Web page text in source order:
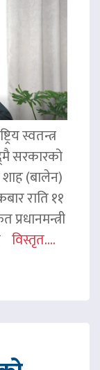
स्वतन्त्र
सरकारको
शाह (बालेन)
राति ११
विस्तृत....